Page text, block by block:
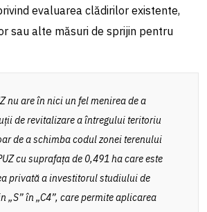
evaluarea clădirilor existente,
sau alte măsuri de sprijin pentru
nu are în nici un fel menirea de a
de revitalizare a întregului teritoriu
de a schimba codul zonei terenului
cu suprafața de 0,491 ha care este
privată a investitorul studiului de
„S” în „C4”, care permite aplicarea